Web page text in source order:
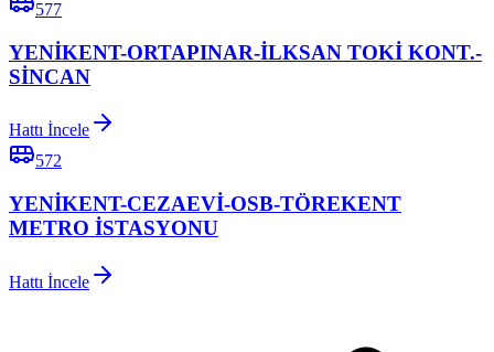
577
YENİKENT-ORTAPINAR-İLKSAN TOKİ KONT.-
SİNCAN
Hattı İncele
572
YENİKENT-CEZAEVİ-OSB-TÖREKENT
METRO İSTASYONU
Hattı İncele